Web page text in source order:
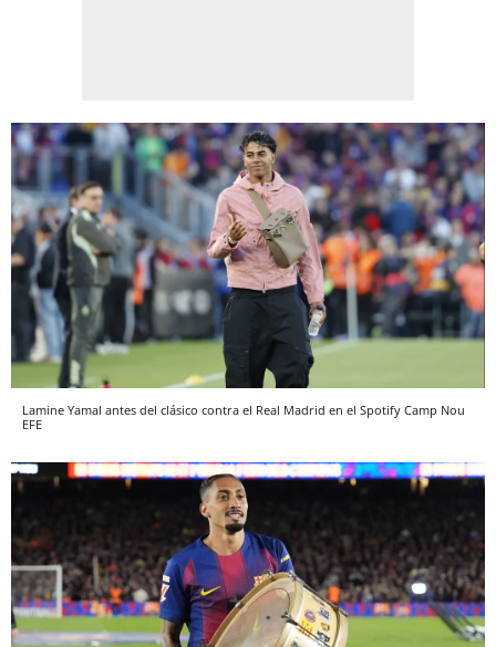
Lamine Yamal antes del clásico contra el Real Madrid en el Spotify Camp Nou
EFE